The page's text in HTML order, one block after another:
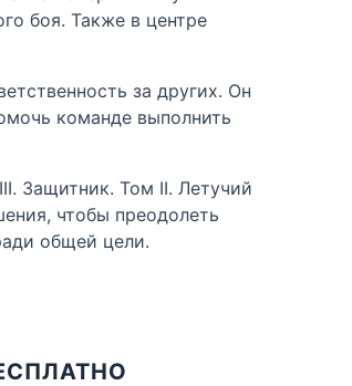
боя. Также в центре
за других. Он
команде выполнить
Защитник. Том II. Летучий
чтобы преодолеть
общей цели.